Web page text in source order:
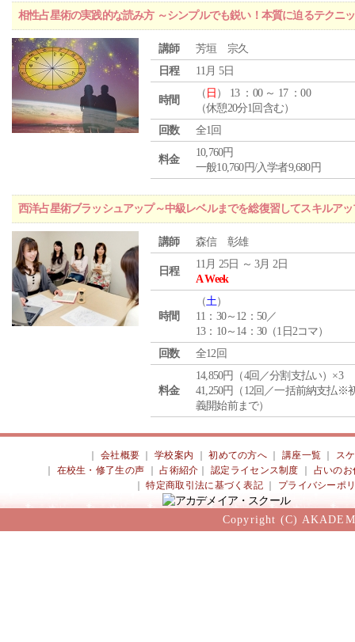
相性占星術の実践的な読み方 ～シンプルでも鋭い！本質に迫るテクニ
講師
芳垣 宗久
日程
11月 5日
時間
（ 日 ） 13 ：00 ～ 17 ：00
（休憩20分1回含む）
回数
全1回
料金
10,760円
一般10,760円/入学者9,680円
西洋占星術ブラッシュアップ～中級レベルまでを総復習してスキルア
講師 森信 彰雄
日程
11月 25日 ～ 3月 2日
A Week
時間
（土）
11：30～12：50／
13：10～14：30（1日2コマ）
回数
全12回
料金
14,850円（4回／分割支払い）×3
41,250円（12回／一括前納支払※
義開始前まで）
会社概要 ｜学校案内 ｜初めての方へ 講座一覧
ス
在校生・修了生の声 ｜占術紹介 ｜認定ライセンス制度
占いのお
｜特定商取引法に基づく表記 プライバシーポ
Copyright (C)